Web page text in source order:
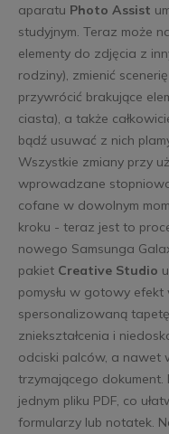
aparatu Photo Assist
studyjnym. Teraz może
elementy do zdjęcia z
rodziny), zmienić
przywrócić brakujące
ciasta), a także
bądź usuwać z nich
Wszystkie zmiany przy
wprowadzane
cofane w dowolnym
kroku - teraz jest to
nowego Samsunga
pakiet Creative Studio
pomysłu w gotowy
spersonalizowaną
zniekształcenia i
odciski palców, a nawet
trzymającego
jednym pliku PDF, co
formularzy lub notatek.